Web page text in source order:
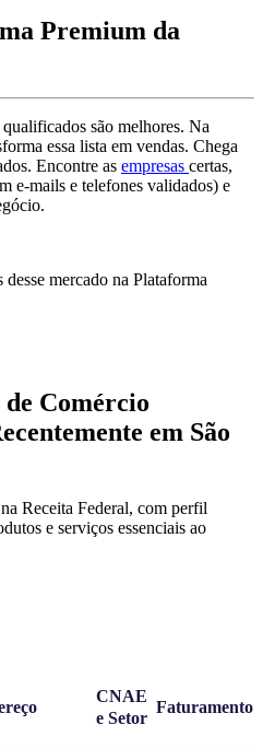
Premium da
são melhores. Na
essa lista em vendas. Chega
Encontre as empresas certas,
e-mails e telefones validados) e
desse mercado na Plataforma
Comércio
em São
Receita Federal, com perfil
e serviços essenciais ao
CNAE
e Setor
Faturamento